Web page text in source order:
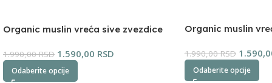
Organic muslin vreća sive zvezdice
1.990,00RSD 1.590,00 RSD
Odaberite opcije
Organic muslin
1.990,00RSD
Odaberite opcije